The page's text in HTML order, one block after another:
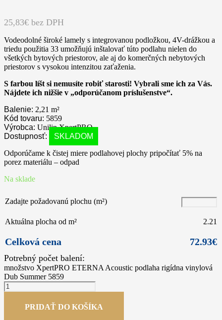
25,83€ bez DPH
Vodeodolné široké lamely s integrovanou podložkou, 4V-drážkou a
triedu použitia 33 umožňujú inštalovať túto podlahu nielen do
všetkých bytových priestorov, ale aj do komerčných nebytových
priestorov s vysokou intenzitou zaťaženia.
S farbou líšt si nemusíte robiť starosti! Vybrali sme ich za Vás.
Nájdete ich nižšie v „odporúčanom príslušenstve“.
Balenie: 2,21 m²
Kód tovaru: 5859
Výrobca: Unilin XpertPRO
Dostupnosť:
SKLADOM
Odporúčame k čistej miere podlahovej plochy pripočítať 5% na
porez materiálu – odpad
Na sklade
Zadajte požadovanú plochu (m²)
Aktuálna plocha od m² 2.21
Celková cena 72.93€
množstvo XpertPRO ETERNA Acoustic podlaha rigídna vinylová
Dub Summer 5859
PRIDAŤ DO KOŠÍKA